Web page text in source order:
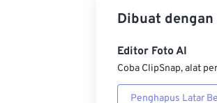
Dibuat dengan
Editor Foto AI
Coba ClipSnap, alat
Penghapus Latar